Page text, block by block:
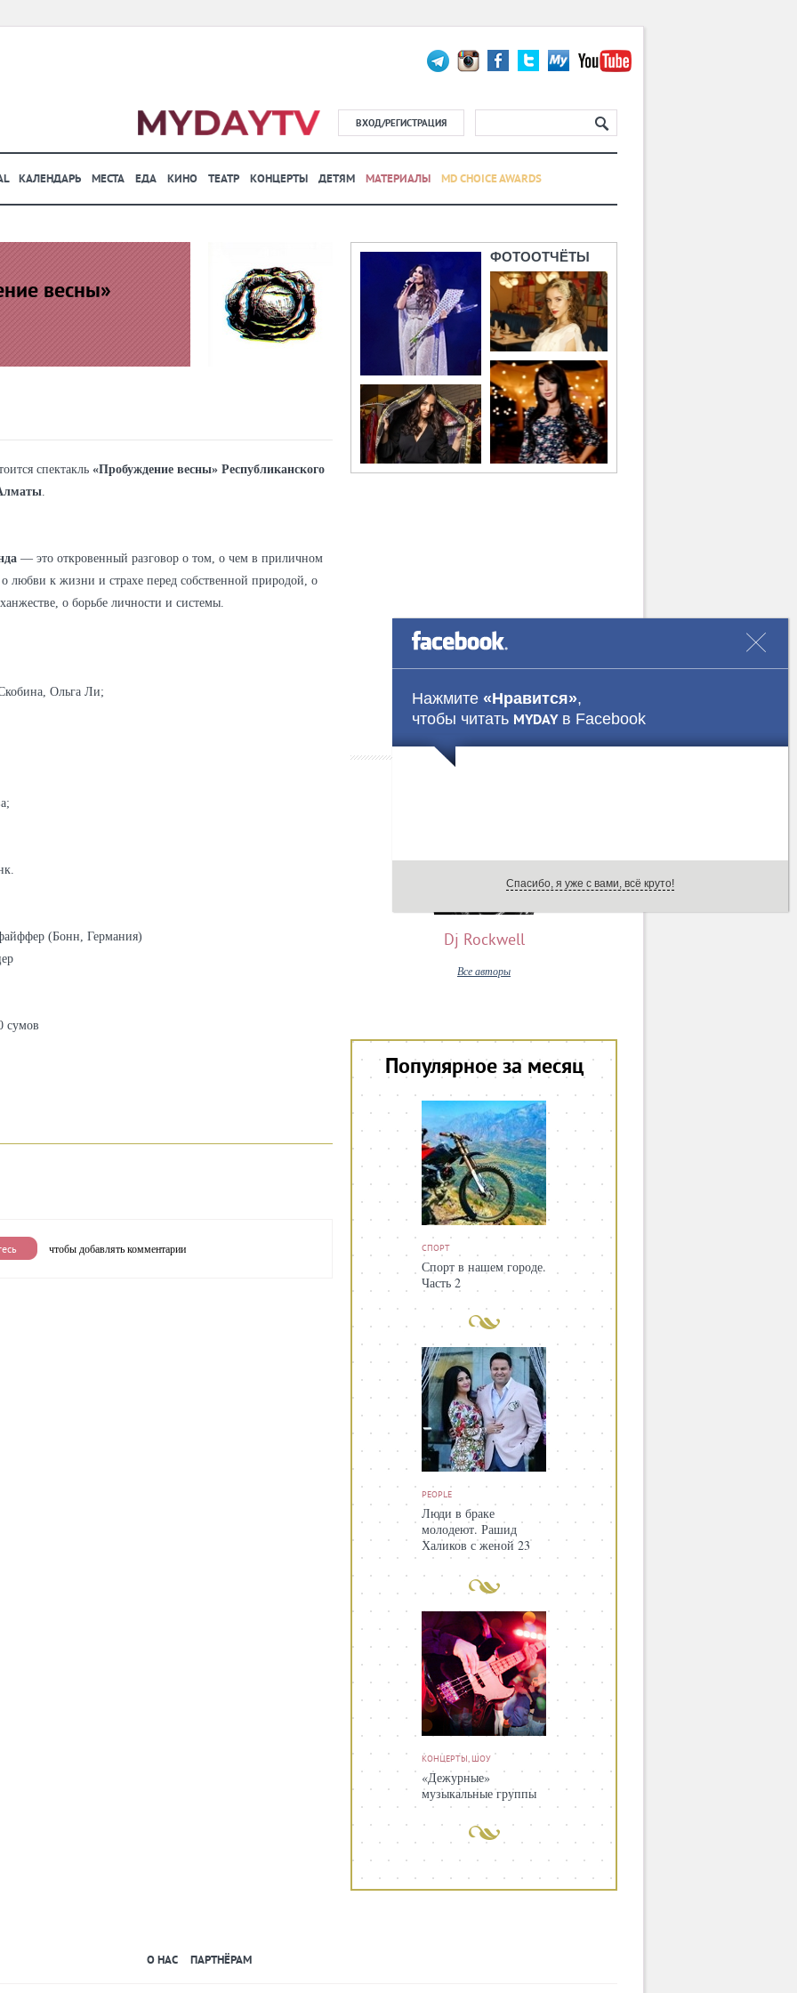
ВХОД/РЕГИСТРАЦИЯ
КАЛЕНДАРЬ МЕСТА ЕДА КИНО ТЕАТР КОНЦЕРТЫ ДЕТЯМ МАТЕРИАЛЫ MD CHOICE AWARDS
весны»
спектакль «Пробуждение весны» Республиканского
.
— это откровенный разговор о том, о чем в приличном
любви к жизни и страхе перед собственной природой, о
о борьбе личности и системы.
Ольга Ли;
(Бонн, Германия)
сумов
чтобы добавлять комментарии
ФОТООТЧЁТЫ
Наши авторы
Dj Rockwell
Все авторы
Популярное за месяц
СПОРТ
Спорт в нашем городе.
Часть 2
PEOPLE
Люди в браке
молодеют. Рашид
Халиков с женой 23
года назад и сегодня
КОНЦЕРТЫ, ШОУ
«Дежурные»
музыкальные группы
О НАС ПАРТНЁРАМ
Нажмите «Нравится»,
чтобы читать MYDAYв Facebook
Спасибо, я уже с вами, всё круто!